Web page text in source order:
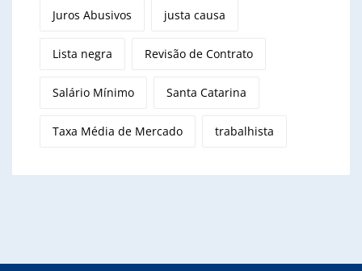
Juros Abusivos justa causa
Lista negra Revisão de Contrato
Salário Mínimo Santa Catarina
Taxa Média de Mercado trabalhista